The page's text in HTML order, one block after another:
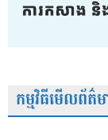
កម្មវិធីមើលព័ត៌